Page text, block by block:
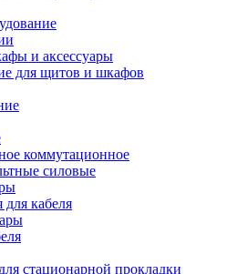
и аксессуары
для щитов и шкафов
коммутационное
силовые
кабеля
стационарной прокладки